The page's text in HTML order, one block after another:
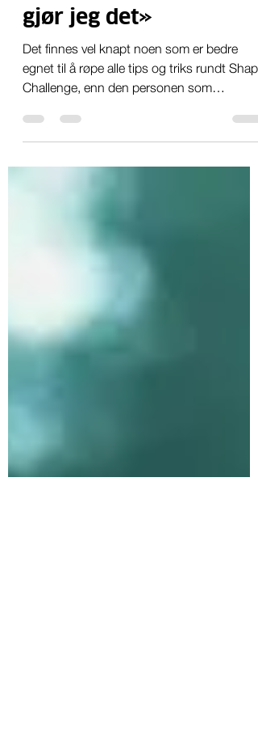
24. feb. 2019 2 min lesing
Shape Challenge: «Slik
gjør jeg det»
Det finnes vel knapt noen som er bedre
egnet til å røpe alle tips og triks rundt Shape
Challenge, enn den personen som